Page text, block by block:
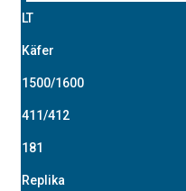
LT
Käfer
1500/1600
411/412
181
Replika